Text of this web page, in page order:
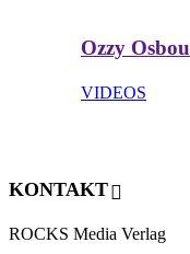
Ozzy
VIDEOS
KONTAKT
ROCKS Media Verlag